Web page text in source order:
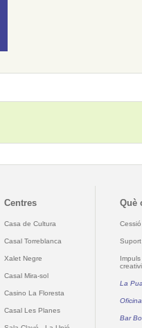
Centres
Casa de Cultura
Casal Torreblanca
Xalet Negre
Casal Mira-sol
Casino La Floresta
Casal Les Planes
Què
Impuls
La Pua
Bar